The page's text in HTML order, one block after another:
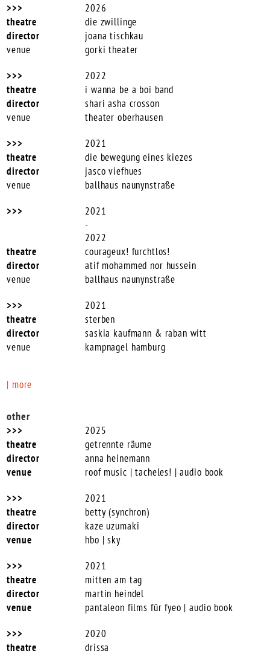
2026
die zwillinge
joana tischkau
gorki theater
2022
i wanna be a boi band
shari asha crosson
theater oberhausen
2021
die bewegung eines kiezes
jasco viefhues
ballhaus naunynstraße
2021
-
2022
courageux! furchtlos!
atif mohammed nor hussein
ballhaus naunynstraße
2021
sterben
saskia kaufmann & raban witt
kampnagel hamburg
| more
other
2025
getrennte räume
anna heinemann
roof music | tacheles! | audio book
2021
betty (synchron)
kaze uzumaki
hbo | sky
2021
mitten am tag
martin heindel
pantaleon films für fyeo | audio book
2020
drissa